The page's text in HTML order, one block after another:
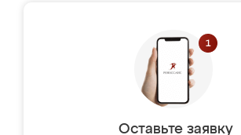
Оставьте заявку